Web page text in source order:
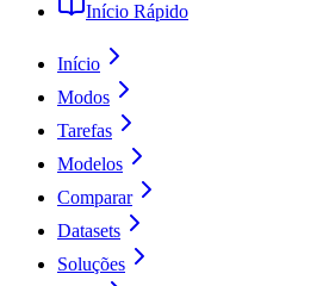
Início Rápido
Início
Modos
Tarefas
Modelos
Comparar
Datasets
Soluções